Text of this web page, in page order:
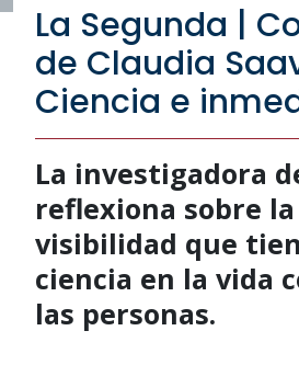
La Segunda |
de Claudia
Ciencia e
La investigadora
reflexiona sobre la
visibilidad que
ciencia en la vida
las personas.